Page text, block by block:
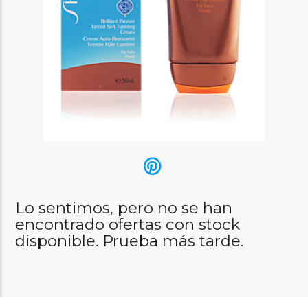
Lo sentimos, pero no se han
encontrado ofertas con stock
disponible. Prueba más tarde.